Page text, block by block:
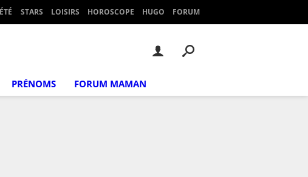
STARS LOISIRS HOROSCOPE HUGO FORUM
PRÉNOMS FORUM MAMAN